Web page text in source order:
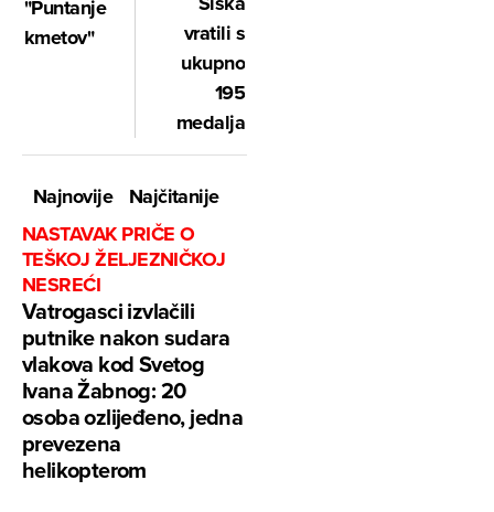
"Puntanje
kmetov"
vratili s
ukupno
195
medalja
Najnovije
Najčitanije
NASTAVAK PRIČE O
TEŠKOJ ŽELJEZNIČKOJ
NESREĆI
Vatrogasci izvlačili
putnike nakon sudara
vlakova kod Svetog
Ivana Žabnog: 20
osoba ozlijeđeno, jedna
prevezena
helikopterom